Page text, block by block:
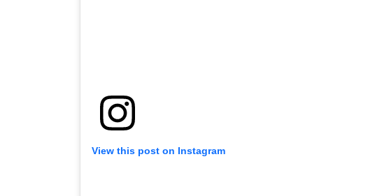
View this post on Instagram